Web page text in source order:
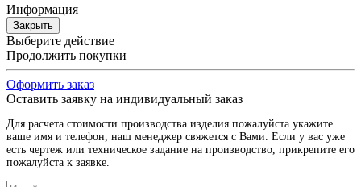
Информация
Закрыть
Выберите действие
Продолжить покупки
Оформить заказ
Оставить заявку на индивидуальный заказ
Для расчета стоимости производства изделия пожалуйста укажите
ваше имя и телефон, наш менеджер свяжется с Вами. Если у вас уже
есть чертеж или техническое задание на производство, прикрепите его
пожалуйста к заявке.